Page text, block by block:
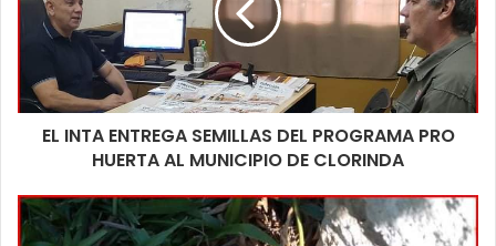
EL INTA ENTREGA SEMILLAS DEL PROGRAMA PRO
HUERTA AL MUNICIPIO DE CLORINDA